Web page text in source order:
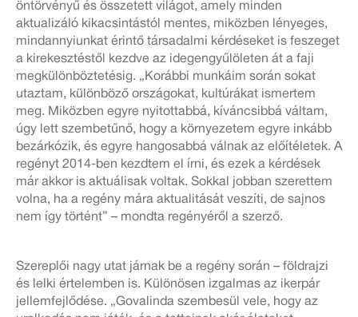
öntörvényű és összetett világot, amely minden
aktualizáló kikacsintástól mentes, miközben lényeges,
mindannyiunkat érintő társadalmi kérdéseket is feszeget
a kirekesztéstől kezdve az idegengyűlöleten át a faji
megkülönböztetésig. „Korábbi munkáim során sokat
utaztam, különböző országokat, kultúrákat ismertem
meg. Miközben egyre nyitottabbá, kíváncsibbá váltam,
úgy lett szembetűnő, hogy a környezetem egyre inkább
bezárkózik, és egyre hangosabbá válnak az előítéletek. A
regényt 2014-ben kezdtem el írni, és ezek a kérdések
már akkor is aktuálisak voltak. Sokkal jobban szerettem
volna, ha a regény mára aktualitását veszíti, de sajnos
nem így történt” – mondta regényéről a szerző.
Szereplői nagy utat járnak be a regény során – földrajzi
és lelki értelemben is. Különösen izgalmas az ikerpár
jellemfejlődése. „Govalinda szembesül vele, hogy az